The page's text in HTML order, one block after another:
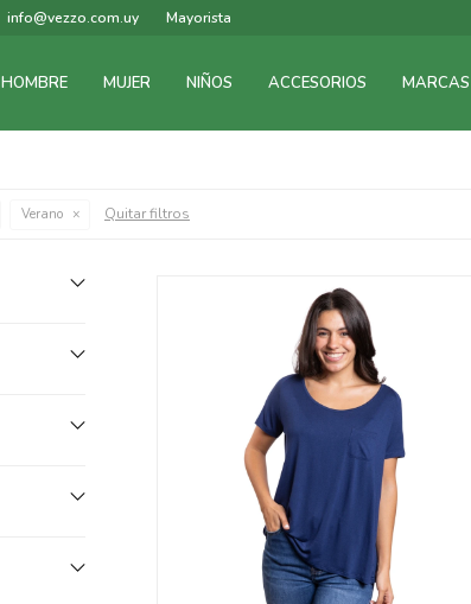
HOMBRE MUJER NIÑOS ACCESORIOS MARCAS
info@vezzo.com.uy Mayorista
Verano Quitar filtros